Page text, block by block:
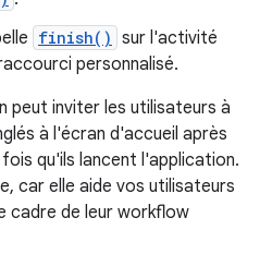
finish() sur l'activité
personnalisé.
peut inviter les utilisateurs à
à l'écran d'accueil après
qu'ils lancent l'application.
car elle aide vos utilisateurs
cadre de leur workflow